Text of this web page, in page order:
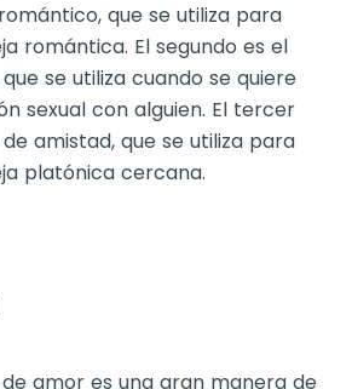
que se utiliza para
romántica. El segundo es el
se utiliza cuando se quiere
sexual con alguien. El tercer
amistad, que se utiliza para
platónica cercana.
amor es una gran manera de